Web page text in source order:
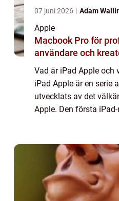
07 juni 2026 Adam
Apple
Macbook Pro för
användare och
Vad är iPad Apple och
iPad Apple är en serie
utvecklats av det
Apple. Den första